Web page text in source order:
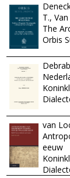
T.,
The
Orbis
van
eeuw